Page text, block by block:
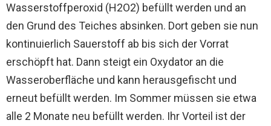
Wasserstoffperoxid (H2O2) befüllt werden und an
den Grund des Teiches absinken. Dort geben sie nun
kontinuierlich Sauerstoff ab bis sich der Vorrat
erschöpft hat. Dann steigt ein Oxydator an die
Wasseroberfläche und kann herausgefischt und
erneut befüllt werden. Im Sommer müssen sie etwa
alle 2 Monate neu befüllt werden. Ihr Vorteil ist der